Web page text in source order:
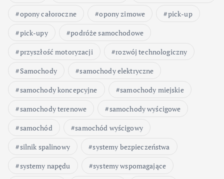
opony całoroczne
opony zimowe
pick-up
pick-upy
podróże samochodowe
przyszłość motoryzacji
rozwój technologiczny
Samochody
samochody elektryczne
samochody koncepcyjne
samochody miejskie
samochody terenowe
samochody wyścigowe
samochód
samochód wyścigowy
silnik spalinowy
systemy bezpieczeństwa
systemy napędu
systemy wspomagające